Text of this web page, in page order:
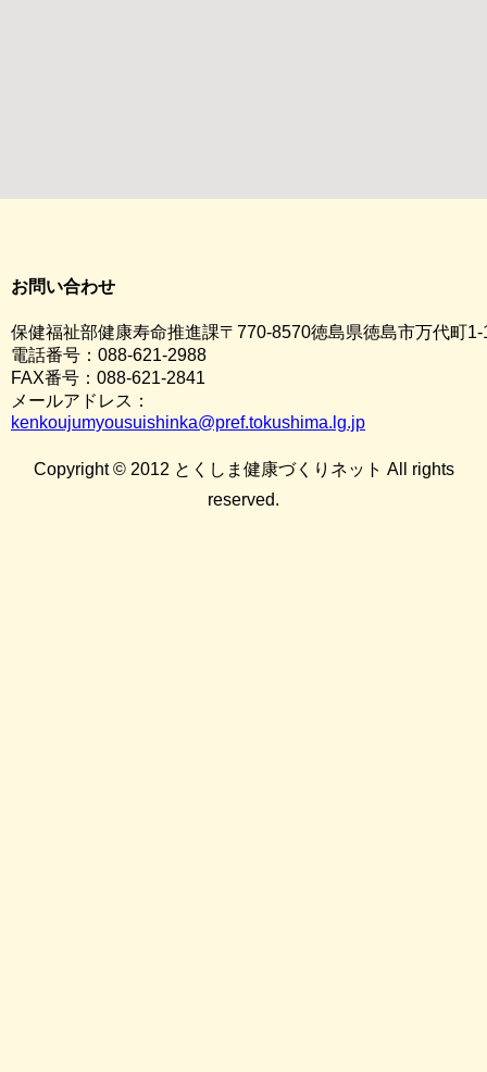
お問い合わせ
保健福祉部健康寿命推進課〒770-8570徳島県徳島市万代町1-
電話番号：088-621-2988
FAX番号：088-621-2841
メールアドレス：
kenkoujumyousuishinka@pref.tokushima.lg.jp
Copyright © 2012 とくしま健康づくりネット All rights
reserved.